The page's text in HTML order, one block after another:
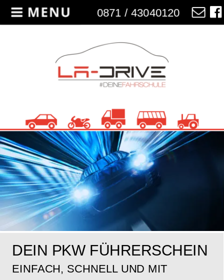
DEIN PKW FÜHRERSCHEIN
EINFACH, SCHNELL UND MIT
0871 / 43040120